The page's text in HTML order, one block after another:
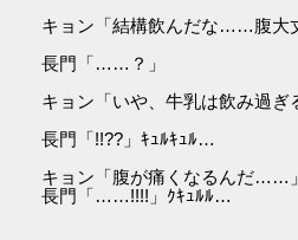
キョン「結構飲んだな……腹大
長門「……？」
キョン「いや、牛乳は飲み過
長門「!!??」ｷｭﾙｷｭﾙ…
キョン「腹が痛くなるんだ……」
長門「……!!!!」ｸｷｭﾙﾙ…